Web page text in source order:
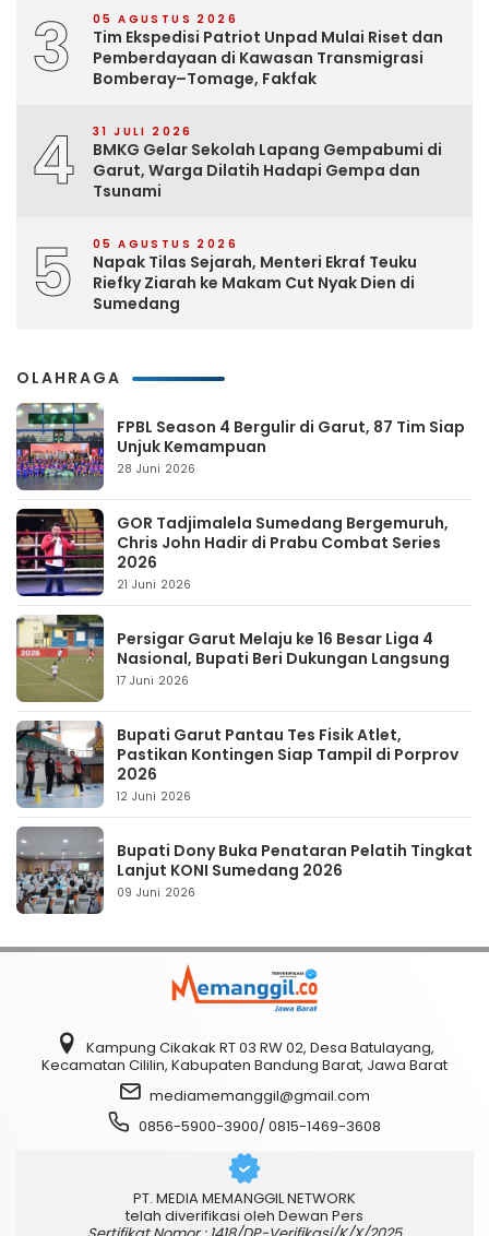
3 05 AGUSTUS 2026
Tim Ekspedisi Patriot Unpad Mulai Riset dan
Pemberdayaan di Kawasan Transmigrasi
Bomberay–Tomage, Fakfak
4 31 JULI 2026
BMKG Gelar Sekolah Lapang Gempabumi di
Garut, Warga Dilatih Hadapi Gempa dan
Tsunami
5 05 AGUSTUS 2026
Napak Tilas Sejarah, Menteri Ekraf Teuku
Riefky Ziarah ke Makam Cut Nyak Dien di
Sumedang
OLAHRAGA
FPBL Season 4 Bergulir di Garut, 87 Tim Siap
Unjuk Kemampuan
28 Juni 2026
GOR Tadjimalela Sumedang Bergemuruh,
Chris John Hadir di Prabu Combat Series
2026
21 Juni 2026
Persigar Garut Melaju ke 16 Besar Liga 4
Nasional, Bupati Beri Dukungan Langsung
17 Juni 2026
Bupati Garut Pantau Tes Fisik Atlet,
Pastikan Kontingen Siap Tampil di Porprov
2026
12 Juni 2026
Bupati Dony Buka Penataran Pelatih Tingkat
Lanjut KONI Sumedang 2026
09 Juni 2026
Kampung Cikakak RT 03 RW 02, Desa Batulayang,
Kecamatan Cililin, Kabupaten Bandung Barat, Jawa Barat
mediamemanggil@gmail.com
0856-5900-3900/ 0815-1469-3608
PT. MEDIA MEMANGGIL NETWORK
telah diverifikasi oleh Dewan Pers